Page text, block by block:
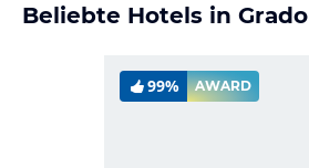
Beliebte Hotels in Grado
99% AWARD